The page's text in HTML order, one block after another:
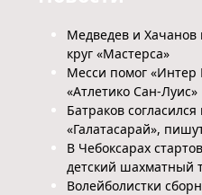
Медведев и Хачанов
круг «Мастерса»
Месси помог
«Атлетико Сан-Луис»
Батраков
«Галатасарай»,
В Чебоксарах
детский шахматный
Волейболистки